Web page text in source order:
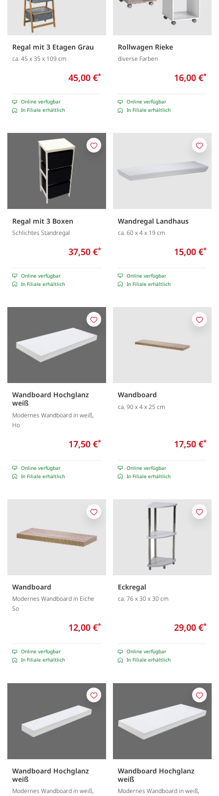
Regal mit 3 Etagen Grau
ca. 45 x 35 x 109 cm
45,00 €*
Online verfügbar
In Filiale erhältlich
Rollwagen Rieke
diverse Farben
16,00 €*
Online verfügbar
In Filiale erhältlich
Regal mit 3 Boxen
Schlichtes Standregal
37,50 €*
Online verfügbar
In Filiale erhältlich
Merken
Wandregal Landhaus
ca. 60 x 4 x 19 cm
15,00 €*
Online verfügbar
In Filiale erhältlich
Wandboard Hochglanz
weiß
Modernes Wandboard in weiß,
Ho
17,50 €*
Online verfügbar
In Filiale erhältlich
Merken
Wandboard
ca. 90 x 4 x 25 cm
17,50 €*
Online verfügbar
In Filiale erhältlich
Wandboard
Modernes Wandboard in Eiche
So
12,00 €*
Online verfügbar
In Filiale erhältlich
Merken
Eckregal
ca. 76 x 30 x 30 cm
29,00 €*
Online verfügbar
In Filiale erhältlich
Wandboard Hochglanz
weiß
Modernes Wandboard in weiß,
Merken
Wandboard Hochglanz
weiß
Modernes Wandboard in weiß,